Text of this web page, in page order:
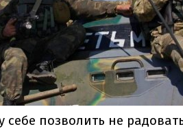
позволить не